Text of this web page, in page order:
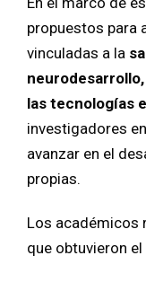
propuestos para
vinculadas a la
las tecnologías
investigadores
avanzar en el
propias.
Los académicos
que obtuvieron el